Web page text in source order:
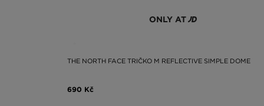
ONLY AT
THE NORTH FACE TRIČKO M REFLECTIVE SIMPLE DOME
690 Kč